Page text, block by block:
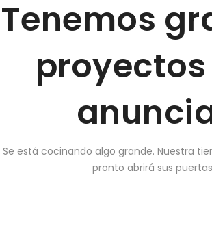
Tenemos
Se está cocinando algo grande. Nuestra
pronto abrirá sus